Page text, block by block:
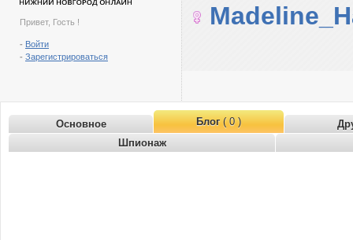
Привет, Гость !
- Войти
- Зарегистрироваться
Основное Блог( 0 )
Шпионаж